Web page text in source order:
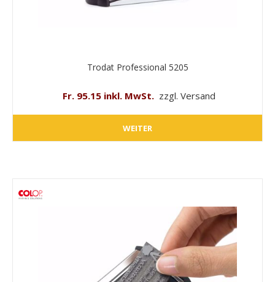
Trodat Professional 5205
Fr. 95.15 inkl. MwSt. zzgl. Versand
WEITER